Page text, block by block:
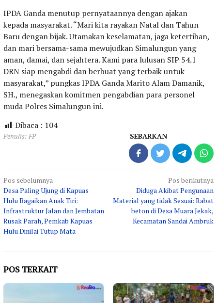
IPDA Ganda menutup pernyataannya dengan ajakan
kepada masyarakat. “Mari kita rayakan Natal dan Tahun
Baru dengan bijak. Utamakan keselamatan, jaga ketertiban,
dan mari bersama-sama mewujudkan Simalungun yang
aman, damai, dan sejahtera. Kami para lulusan SIP 54.1
DRN siap mengabdi dan berbuat yang terbaik untuk
masyarakat,” pungkas IPDA Ganda Marito Alam Damanik,
SH., menegaskan komitmen pengabdian para personel
muda Polres Simalungun ini.
Dibaca : 104
Penulis: FP SEBARKAN
Navigasi
pos
Pos sebelumnya
Desa Paling Ujung di Kapuas
Hulu Bagaikan Anak Tiri:
Infrastruktur Jalan dan Jembatan
Rusak Parah, Pemkab Kapuas
Hulu Dinilai Tutup Mata
Pos berikutnya
Diduga Akibat Pengunaan
Material yang tidak Sesuai: Rabat
beton di Desa Muara Jekak,
Kecamatan Sandai Ambruk
POS TERKAIT